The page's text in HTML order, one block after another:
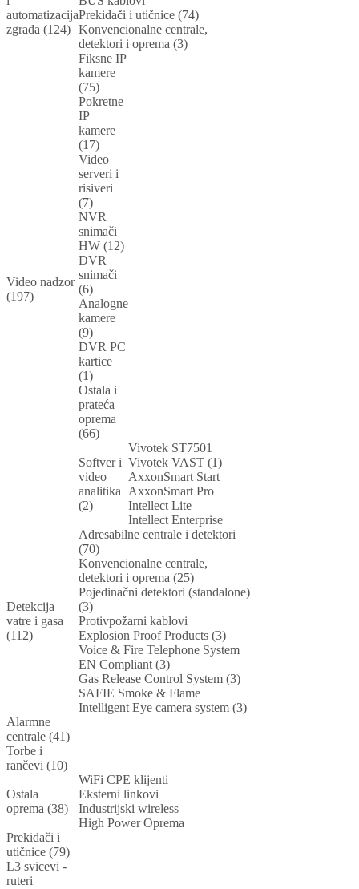
automatizacija
zgrada (124)
Prekidači i utičnice (74)
Konvencionalne centrale,
detektori i oprema (3)
Video nadzor
(197)
Fiksne IP
kamere
(75)
Pokretne
IP
kamere
(17)
Video
serveri i
risiveri
(7)
NVR
snimači
HW (12)
DVR
snimači
(6)
Analogne
kamere
(9)
DVR PC
kartice
(1)
Ostala i
prateća
oprema
(66)
Softver i
video
analitika
(2)
Vivotek ST7501
Vivotek VAST (1)
AxxonSmart Start
AxxonSmart Pro
Intellect Lite
Intellect Enterprise
Detekcija
vatre i gasa
(112)
Adresabilne centrale i detektori
(70)
Konvencionalne centrale,
detektori i oprema (25)
Pojedinačni detektori (standalone)
(3)
Protivpožarni kablovi
Explosion Proof Products (3)
Voice & Fire Telephone System
EN Compliant (3)
Gas Release Control System (3)
SAFIE Smoke & Flame
Intelligent Eye camera system (3)
Alarmne
centrale (41)
Torbe i
rančevi (10)
Ostala
oprema (38)
WiFi CPE klijenti
Eksterni linkovi
Industrijski wireless
High Power Oprema
Prekidači i
utičnice (79)
L3 svicevi -
ruteri